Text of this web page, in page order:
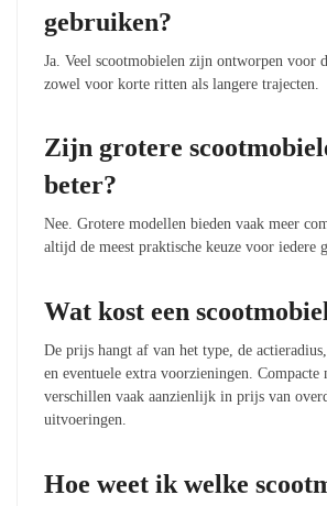
gebruiken?
Ja. Veel scootmobielen zijn ontworpen voor
zowel voor korte ritten als langere trajecten.
Zijn grotere
beter?
Nee. Grotere modellen bieden vaak meer
altijd de meest praktische keuze voor iedere
Wat kost een
De prijs hangt af van het type, de
en eventuele extra voorzieningen. Compacte
verschillen vaak aanzienlijk in prijs van
uitvoeringen.
Hoe weet ik welke